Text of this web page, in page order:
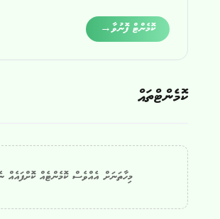
ކޮމެންޓް ފޮނުވާ→
ކޮމެންޓްތައް
މިހާތަނަށް އެއްވެސް ކޮމެންޓެއް ކޮށްފައެއް